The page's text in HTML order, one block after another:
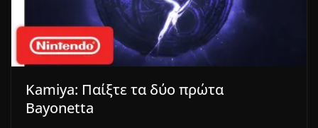
Kamiya: Παίξτε τα δύο πρώτα
Bayonetta